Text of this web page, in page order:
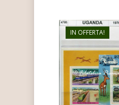
IN OFFERTA!
€
€